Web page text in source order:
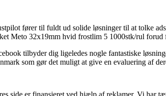
fører til fuldt ud solide løsninger til at tolke
Meto 32x19mm hvid frostlim 5 1000stk/rul forud
tilbyder dig ligeledes nogle fantastiske
som gør det muligt at give en evaluering af
side er finansieret ved hjælp af reklamer. Vi har